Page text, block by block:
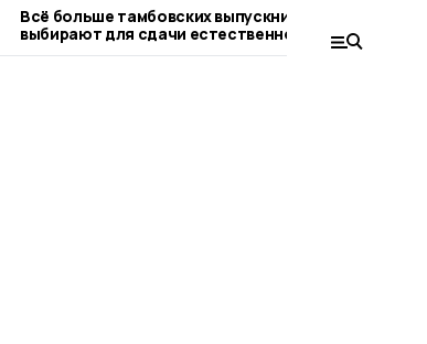
Всё больше тамбовских выпускников
выбирают для сдачи естественно-
научные дисциплины